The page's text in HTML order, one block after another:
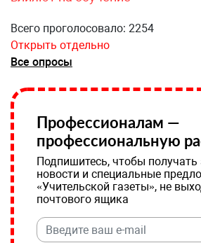
Всего проголосовало: 2254
Открыть отдельно
Все опросы
Профессионалам —
профессиональную
Подпишитесь, чтобы
новости и специальные
«Учительской газеты», не
почтового ящика